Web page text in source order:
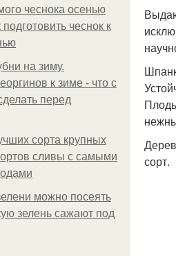
чеснока осенью
чеснок к
на зиму.
к зиме - что с
перед
сорта крупных
сливы с самыми
можно посеять
зелень сажают под
сорт.